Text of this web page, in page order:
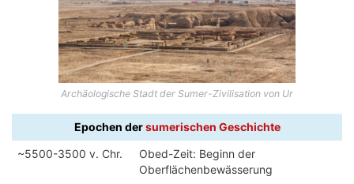
Archäologische Stadt der Sumer-Zivilisation von Ur
Epochen dersumerischen Geschichte
~5500-3500 v. Chr.
Obed-Zeit: Beginn der
Oberflächenbewässerung